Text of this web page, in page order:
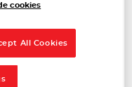
LA-
cookies
All Cookies